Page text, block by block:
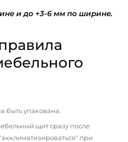
и до +3-6 мм по ширине.
быть упакована.
щит сразу после
при